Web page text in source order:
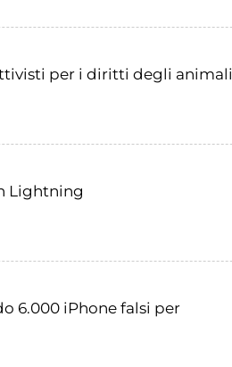
per i diritti degli animali
Lightning
6.000 iPhone falsi per